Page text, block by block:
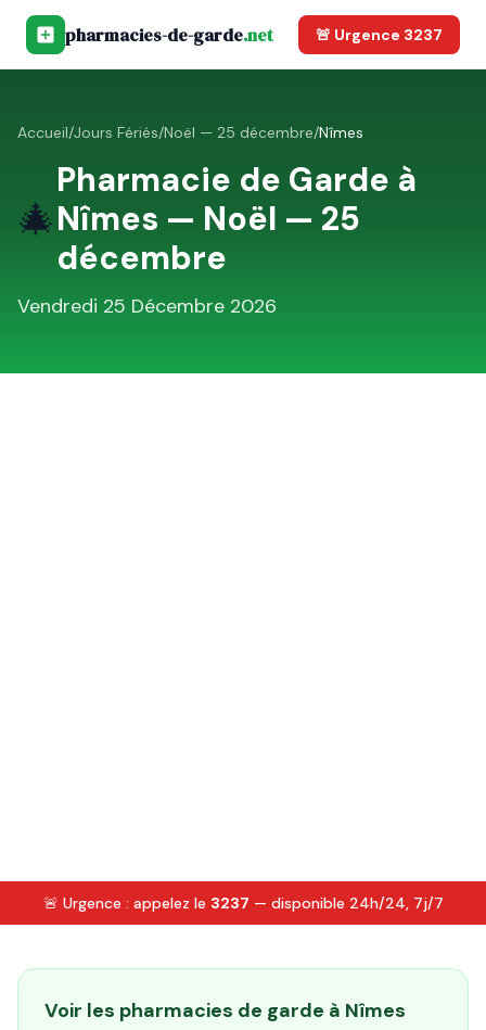
pharmacies-de-garde.net 🚨 Urgence 3237
Accueil/Jours Fériés/Noël — 25 décembre/Nîmes
🎄
Pharmacie de Garde à
Nîmes — Noël — 25
décembre
Vendredi 25 Décembre 2026
🚨 Urgence : appelez le 3237 — disponible 24h/24, 7j/7
Voir les pharmacies de garde à Nîmes